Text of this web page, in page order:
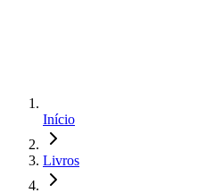
Início
Livros